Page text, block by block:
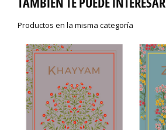
Productos en la misma categoría